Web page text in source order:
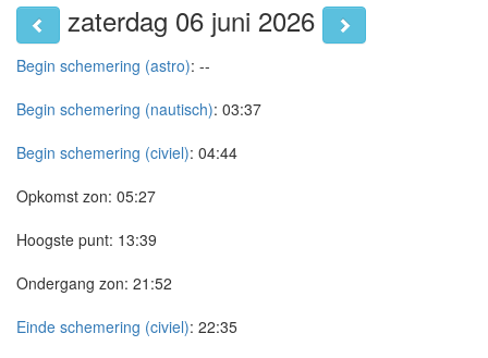
zaterdag 06 juni 2026
Begin schemering (astro): --
Begin schemering (nautisch): 03:37
Begin schemering (civiel): 04:44
Opkomst zon: 05:27
Hoogste punt: 13:39
Ondergang zon: 21:52
Einde schemering (civiel): 22:35